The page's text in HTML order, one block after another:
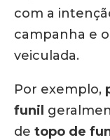
com a
campanha e
veiculada.
Por exemplo,
funil
de topo de